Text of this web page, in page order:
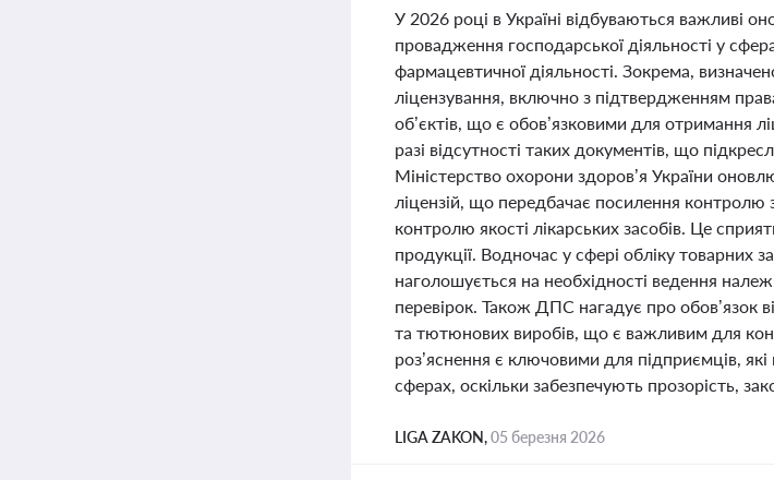
У 2026 році в Україні відбуваються важливі
провадження господарської діяльності у
фармацевтичної діяльності. Зокрема,
ліцензування, включно з підтвердженням
об’єктів, що є обов’язковими для отримання
разі відсутності таких документів, що
Міністерство охорони здоров’я України
ліцензій, що передбачає посилення контролю
контролю якості лікарських засобів. Це
продукції. Водночас у сфері обліку товарних
наголошується на необхідності ведення
перевірок. Також ДПС нагадує про обов’язок
та тютюнових виробів, що є важливим для
роз’яснення є ключовими для підприємців,
сферах, оскільки забезпечують прозорість,
LIGA ZAKON,05 березня 2026